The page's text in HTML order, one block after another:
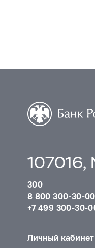
107016,
300
8 800 300-30-00
+7 499 300-30-
Личный